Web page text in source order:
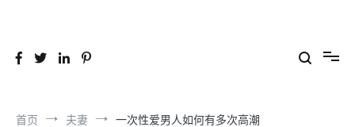
首页 夫妻 一次性爱男人如何有多次高潮